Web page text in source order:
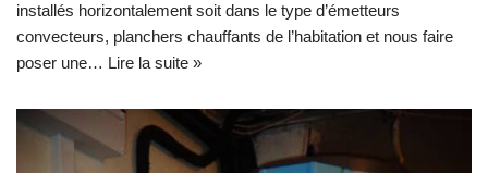
installés horizontalement soit dans le type d’émetteurs
convecteurs, planchers chauffants de l’habitation et nous faire
poser une… Lire la suite »